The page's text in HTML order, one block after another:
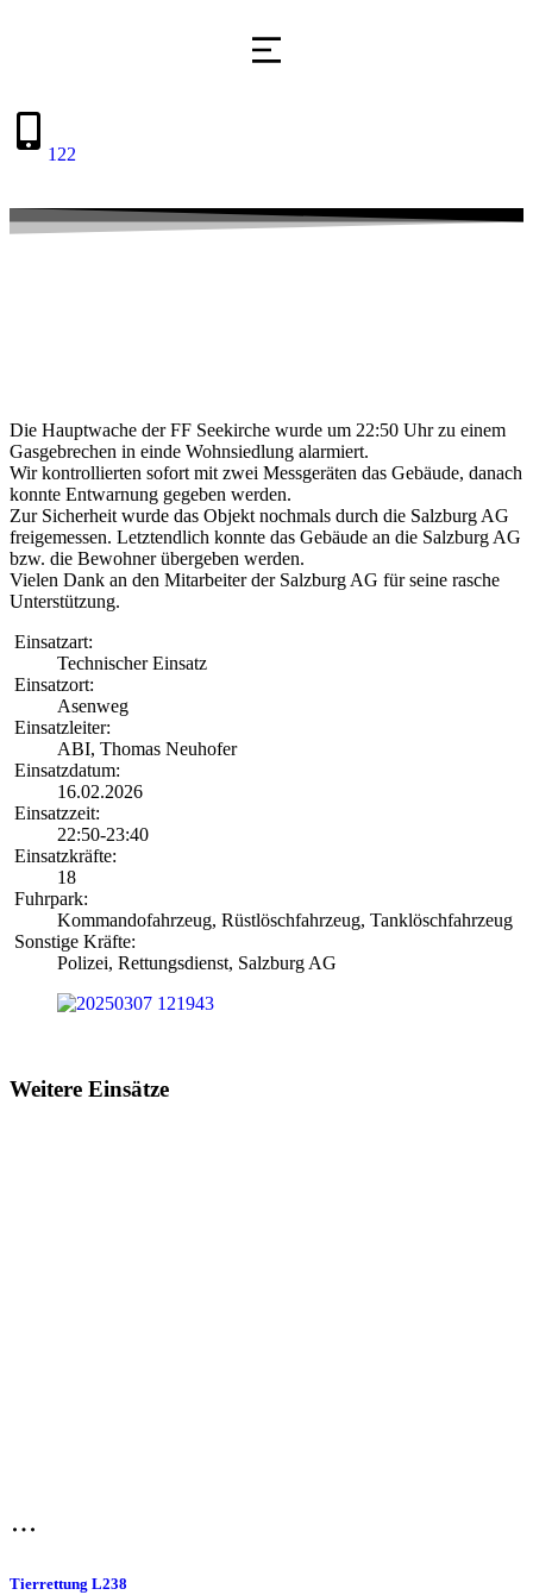
122
Die Hauptwache der FF Seekirche wurde um 22:50 Uhr zu einem
Gasgebrechen in einde Wohnsiedlung alarmiert.
Wir kontrollierten sofort mit zwei Messgeräten das Gebäude, danach
konnte Entwarnung gegeben werden.
Zur Sicherheit wurde das Objekt nochmals durch die Salzburg AG
freigemessen. Letztendlich konnte das Gebäude an die Salzburg AG
bzw. die Bewohner übergeben werden.
Vielen Dank an den Mitarbeiter der Salzburg AG für seine rasche
Unterstützung.
Einsatzart:
Technischer Einsatz
Einsatzort:
Asenweg
Einsatzleiter:
ABI, Thomas Neuhofer
Einsatzdatum:
16.02.2026
Einsatzzeit:
22:50-23:40
Einsatzkräfte:
18
Fuhrpark:
Kommandofahrzeug, Rüstlöschfahrzeug, Tanklöschfahrzeug
Sonstige Kräfte:
Polizei, Rettungsdienst, Salzburg AG
Weitere Einsätze
Tierrettung L238